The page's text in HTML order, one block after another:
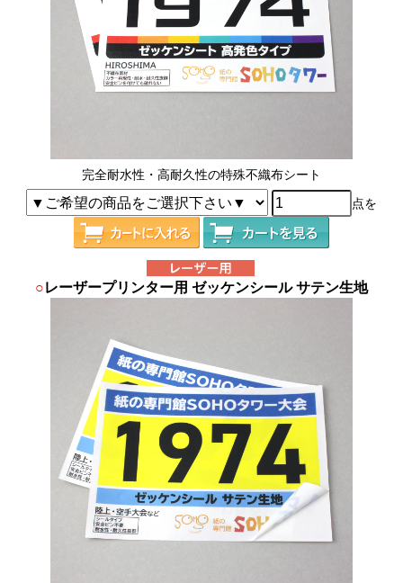
完全耐水性・高耐久性の特殊不織布シート
点を
○レーザープリンター用 ゼッケンシール サテン生地